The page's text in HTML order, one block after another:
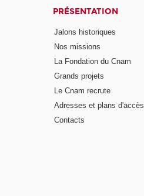
PRÉSENTATION
Jalons historiques
Nos missions
La Fondation du Cnam
Grands projets
Le Cnam recrute
Adresses et plans d'accès
Contacts